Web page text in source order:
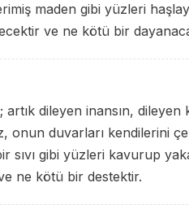
maden gibi yüzleri
ve ne kötü bir
dileyen inansın,
onun duvarları kendilerini
sıvı gibi yüzleri kavurup
ne kötü bir destektir.